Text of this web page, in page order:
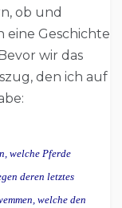
ob und
eine Geschichte
wir das
den ich auf
welche Pferde
deren letztes
welche den